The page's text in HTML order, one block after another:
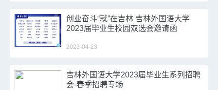
创业奋斗“就”在吉林 吉林外国语大学
2023届毕业生校园双选会邀请函
2023-04-23
吉林外国语大学2023届毕业生系列招聘
会-春季招聘专场